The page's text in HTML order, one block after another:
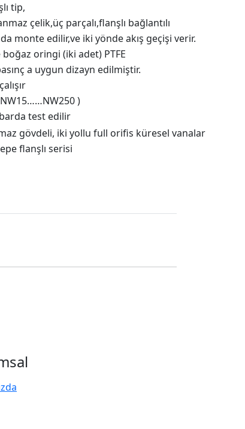
tip,
çelik,üç parçalı,flanşlı bağlantılı
monte edilir,ve iki yönde akış geçişi verir.
boğaz oringi (iki adet) PTFE
a uygun dizayn edilmiştir.
)
test edilir
gövdeli, iki yollu full orifis küresel vanalar
flanşlı serisi